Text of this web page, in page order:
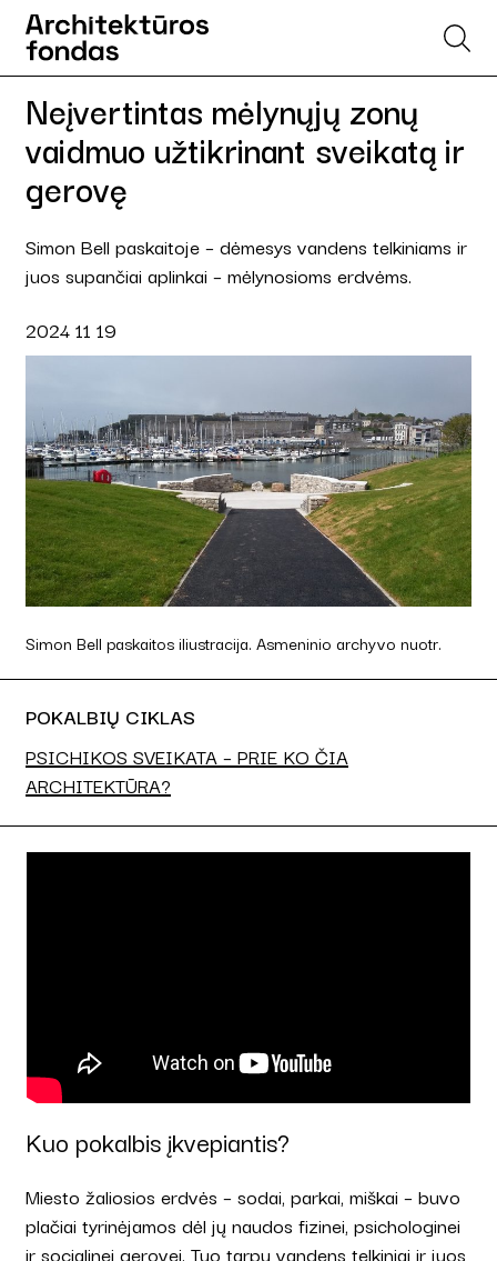
Neįvertintas mėlynųjų zonų
vaidmuo užtikrinant sveikatą ir
gerovę
Simon Bell paskaitoje – dėmesys vandens telkiniams ir
juos supančiai aplinkai – mėlynosioms erdvėms.
2024 11 19
Simon Bell paskaitos iliustracija. Asmeninio archyvo nuotr.
POKALBIŲ CIKLAS
PSICHIKOS SVEIKATA – PRIE KO ČIA
ARCHITEKTŪRA?
Kuo pokalbis įkvepiantis?
Miesto žaliosios erdvės – sodai, parkai, miškai – buvo
plačiai tyrinėjamos dėl jų naudos fizinei, psichologinei
ir socialinei gerovei. Tuo tarpu vandens telkiniai ir juos